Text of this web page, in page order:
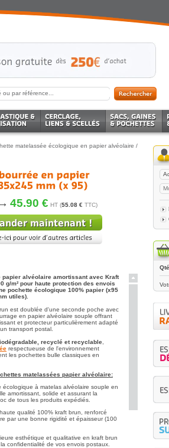
matelassée écologique en papier alvéolaire /
45.90 € HT (55.08 € TTC)
papier alvéolaire amortissant avec Kraft
g/m² pour haute protection des envois
pochette écologique 100% papier (x95
utiles).
est doublée d'une seconde poche avec
en papier alvéolaire souple offrant
et protecteur particulièrement adapté
transport postal.
recyclé et recyclable
respectueuse de l'environnement
les pochettes bulle classiques en
matelassées papier alvéolaire:
écologique à matelas alvéolaire souple en
amortissant, solide et assurant la
de tous les produits expédiés.
qualité 100% kraft brun, renforcé
par une bonne rigidité et épaisseur (100
esthétique et qualitative en kraft brun
confidentialité de vos envois postaux.
Qté